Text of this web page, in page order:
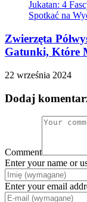
Zwierzęta
Gatunki, Które
22 września 2024
Dodaj
Comment
Enter your name or
Enter your email